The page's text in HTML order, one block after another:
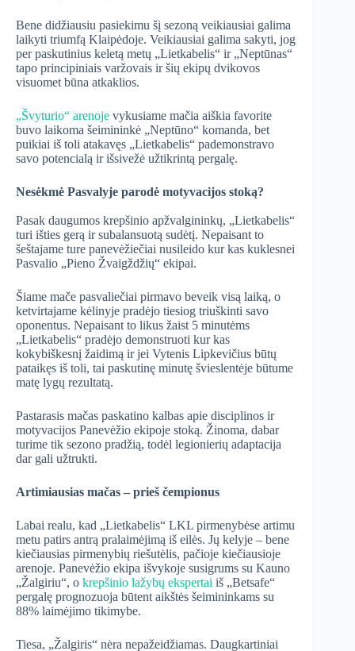
Bene didžiausiu pasiekimu šį sezoną veikiausiai galima
laikyti triumfą Klaipėdoje. Veikiausiai galima sakyti, jog
per paskutinius keletą metų „Lietkabelis“ ir „Neptūnas“
tapo principiniais varžovais ir šių ekipų dvikovos
visuomet būna atkaklios.
„Švyturio“ arenoje vykusiame mačia aiškia favorite
buvo laikoma šeimininkė „Neptūno“ komanda, bet
puikiai iš toli atakavęs „Lietkabelis“ pademonstravo
savo potencialą ir išsivežė užtikrintą pergalę.
Nesėkmė Pasvalyje parodė motyvacijos stoką?
Pasak daugumos krepšinio apžvalgininkų, „Lietkabelis“
turi išties gerą ir subalansuotą sudėtį. Nepaisant to
šeštajame ture panevėžiečiai nusileido kur kas kuklesnei
Pasvalio „Pieno Žvaigždžių“ ekipai.
Šiame mače pasvaliečiai pirmavo beveik visą laiką, o
ketvirtajame kėlinyje pradėjo tiesiog triuškinti savo
oponentus. Nepaisant to likus žaist 5 minutėms
„Lietkabelis“ pradėjo demonstruoti kur kas
kokybiškesnį žaidimą ir jei Vytenis Lipkevičius būtų
pataikęs iš toli, tai paskutinę minutę švieslentėje būtume
matę lygų rezultatą.
Pastarasis mačas paskatino kalbas apie disciplinos ir
motyvacijos Panevėžio ekipoje stoką. Žinoma, dabar
turime tik sezono pradžią, todėl legionierių adaptacija
dar gali užtrukti.
Artimiausias mačas – prieš čempionus
Labai realu, kad „Lietkabelis“ LKL pirmenybėse artimu
metu patirs antrą pralaimėjimą iš eilės. Jų kelyje – bene
kiečiausias pirmenybių riešutėlis, pačioje kiečiausioje
arenoje. Panevėžio ekipa išvykoje susigrums su Kauno
„Žalgiriu“, o krepšinio lažybų ekspertai iš „Betsafe“
pergalę prognozuoja būtent aikštės šeimininkams su
88% laimėjimo tikimybe.
Tiesa, „Žalgiris“ nėra nepažeidžiamas. Daugkartiniai